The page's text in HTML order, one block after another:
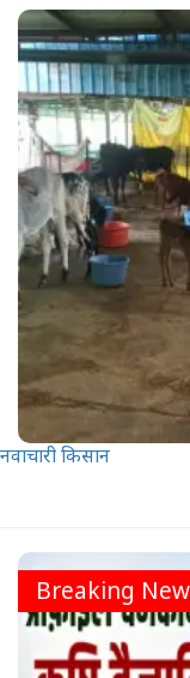
नवाचारी किसान
Breaking